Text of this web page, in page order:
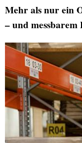
Mehr als nur ein
– und messbarem